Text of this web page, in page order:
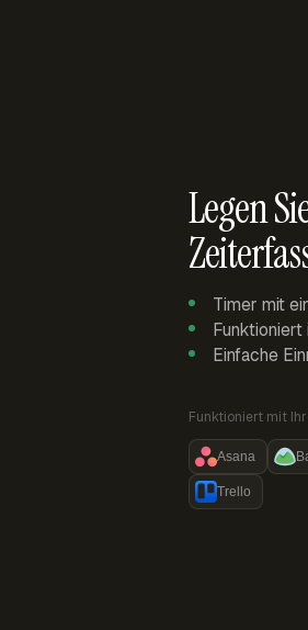
Legen
Timer mit
Funktioniert
Einfache
Funktioniert mit
Asana
Trello